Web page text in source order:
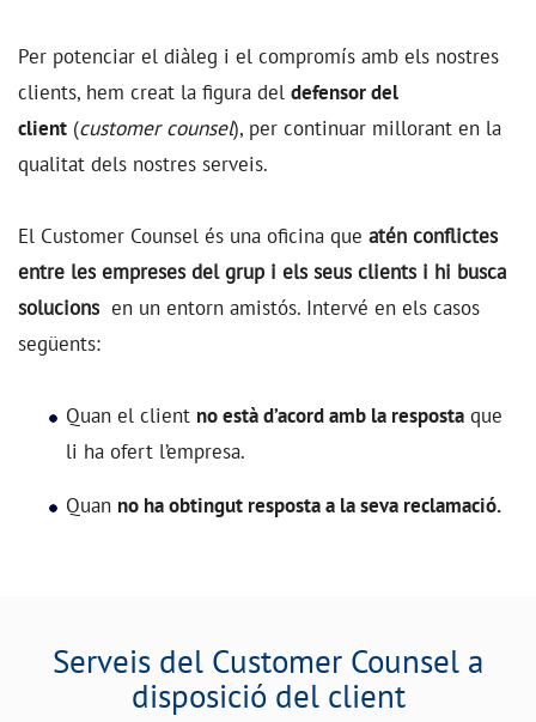
Per potenciar el diàleg i el compromís amb els nostres
clients, hem creat la figura del defensor del
client (customer counsel), per continuar millorant en la
qualitat dels nostres serveis.
El Customer Counsel és una oficina que atén conflictes
entre les empreses del grup i els seus clients i hi busca
solucions en un entorn amistós. Intervé en els casos
següents:
Quan el client no està d’acord amb la resposta que
li ha ofert l’empresa.
Quan no ha obtingut resposta a la seva reclamació.
Serveis del Customer Counsel a
disposició del client